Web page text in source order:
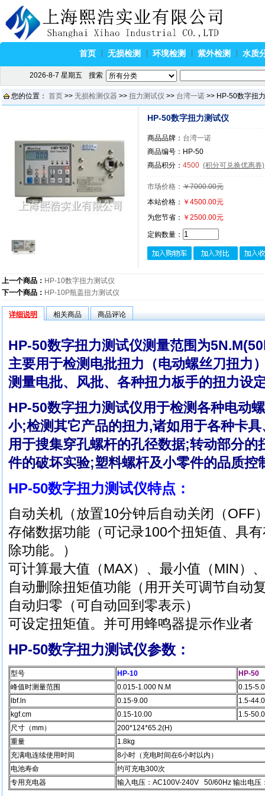
首页 无损检测 环境检测 紫外检测 水质
2026-8-7 星期五 搜索
您的位置： 首页 >> 无损检测仪器 >> 扭力测试仪 >> 台湾一诺 >> HP-50数字扭
HP-50数字扭力测试仪
商品品牌： 台湾一诺
商品编号：HP-50
商品积分： 4500 (积分可兑换优惠券)
市场价格： ￥7000.00元
本站价格： ￥4500.00元
为您节省： ￥2500.00元
定购数量：
上一个商品： HP-10数字扭力测试仪
下一个商品： HP-10P瓶盖扭力测试仪
详细说明 相关商品 商品评论
HP-50数字扭力测试仪测量范围为
主要用于检测电批扭力（电动螺丝刀扭力
测量电批、风批、各种扭力板手的扭力设
HP-50数字扭力测试仪用于检测各种电动
小;检测其它产品的扭力,诸如用于各种卡
用于搜集穿孔螺杆的孔径数据;转动部分
件的破坏实验;塑料螺杆及小零件的品质控
HP-50数字扭力测试仪特点：
自动关机（放置10分钟后自动关闭（OFF
存储数据功能（可记录100个扭矩值、具
除功能。）
可计算最大值（MAX）、最小值（MIN）
自动删除扭矩值功能（用开关可调节自动
自动归零（可自动回到零表示）
可设定扭矩值。并可用蜂鸣器提示作业者
HP-50数字扭力测试仪参数：
型号 HP-10
HP-50
峰值时测量范围
0.015-1.000 N.M
0.15-
lbf.ln
0.15-9.00
1.5-44.0
kgf.cm
0.15-10.00
1.5-50.0
尺寸（mm）
200*124*65.2(H)
重量
1.8kg
充满电连续使用时间
8小时（充电时间在6小时以内）
电池寿命
约可充电300次
专用充电器
输入电压：AC100V-240V 50/60Hz 输出电压